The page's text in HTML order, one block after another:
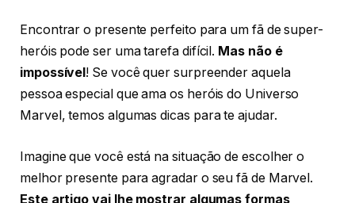
Encontrar o presente perfeito para um fã de super-
heróis pode ser uma tarefa difícil. Mas não é
impossível! Se você quer surpreender aquela
pessoa especial que ama os heróis do Universo
Marvel, temos algumas dicas para te ajudar.
Imagine que você está na situação de escolher o
melhor presente para agradar o seu fã de Marvel.
Este artigo vai lhe mostrar algumas formas